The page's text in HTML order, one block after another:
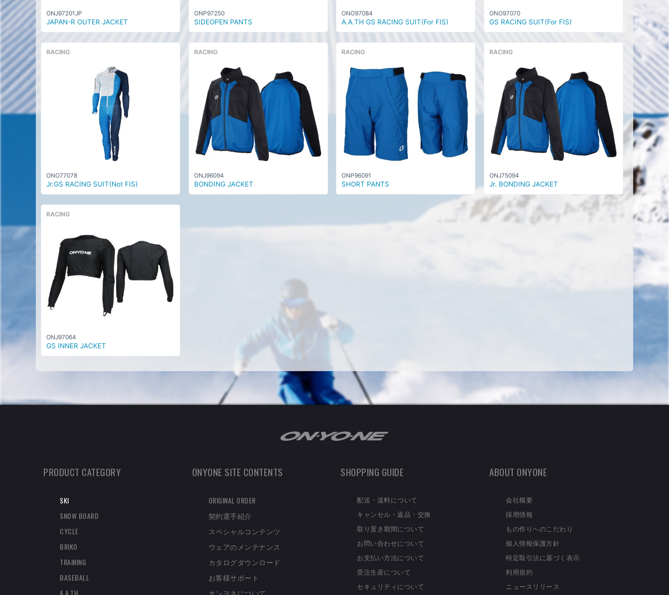
ONJ97201JP
JAPAN-R OUTER JACKET
ONP97250
SIDEOPEN PANTS
ONO97084
A.A.TH GS RACING SUIT(For FIS)
ONO97070
GS RACING SUIT(For FIS)
RACING
ONO77078
Jr.GS RACING SUIT(Not FIS)
RACING
ONJ96094
BONDING JACKET
RACING
ONP96091
SHORT PANTS
RACING
ONJ75094
Jr. BONDING JACKET
RACING
ONJ97064
GS INNER JACKET
PRODUCT CATEGORY
SKI
SNOW BOARD
CYCLE
BRIKO
TRAINING
BASEBALL
A.A.TH
ONYONE SITE CONTENTS
ORIGINAL ORDER
契約選手紹介
スペシャルコンテンツ
ウェアのメンテナンス
カタログダウンロード
お客様サポート
オンヨネについて
SHOPPING GUIDE
配送・送料について
キャンセル・返品・交換
取り置き期間について
お問い合わせについて
お支払い方法について
受注生産について
セキュリティについて
ABOUT ONYONE
会社概要
採用情報
もの作りへのこだわり
個人情報保護方針
特定取引法に基づく表示
利用規約
ニュースリリース